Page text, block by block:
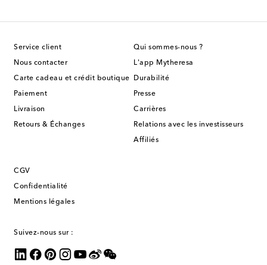
Service client
Nous contacter
Carte cadeau et crédit boutique
Paiement
Livraison
Retours & Échanges
Qui sommes-nous ?
L'app Mytheresa
Durabilité
Presse
Carrières
Relations avec les investisseurs
Affiliés
CGV
Confidentialité
Mentions légales
Suivez-nous sur :